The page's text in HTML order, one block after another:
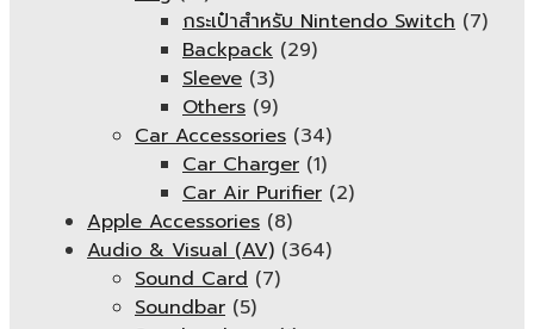
กระเป๋าสำหรับ Nintendo Switch (7)
Backpack (29)
Sleeve (3)
Others (9)
Car Accessories (34)
Car Charger (1)
Car Air Purifier (2)
Apple Accessories (8)
Audio & Visual (AV) (364)
Sound Card (7)
Soundbar (5)